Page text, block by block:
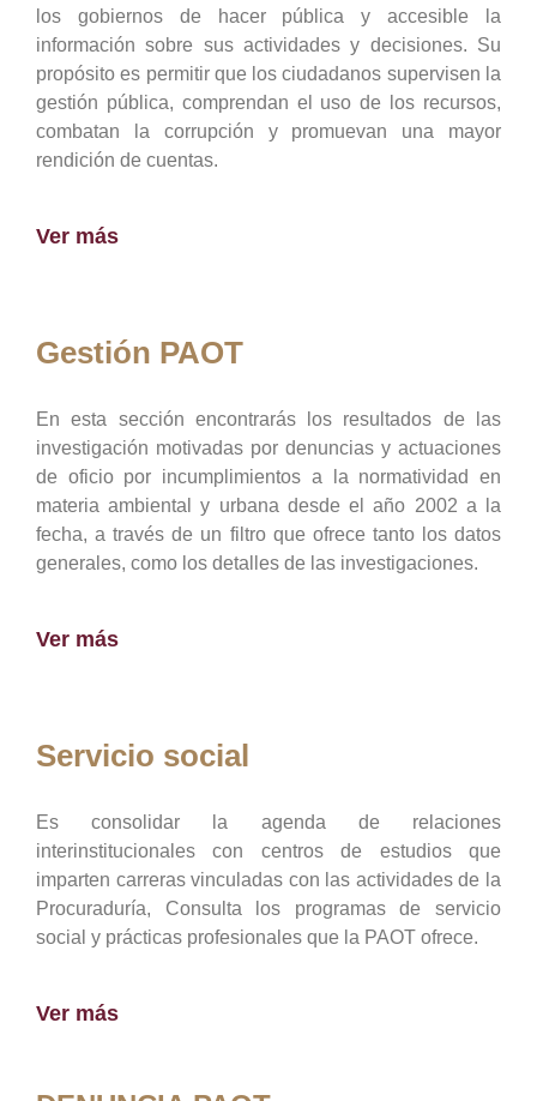
los gobiernos de hacer pública y accesible la
información sobre sus actividades y decisiones. Su
propósito es permitir que los ciudadanos supervisen la
gestión pública, comprendan el uso de los recursos,
combatan la corrupción y promuevan una mayor
rendición de cuentas.
Ver más
Gestión PAOT
En esta sección encontrarás los resultados de las
investigación motivadas por denuncias y actuaciones
de oficio por incumplimientos a la normatividad en
materia ambiental y urbana desde el año 2002 a la
fecha, a través de un filtro que ofrece tanto los datos
generales, como los detalles de las investigaciones.
Ver más
Servicio social
Es consolidar la agenda de relaciones
interinstitucionales con centros de estudios que
imparten carreras vinculadas con las actividades de la
Procuraduría, Consulta los programas de servicio
social y prácticas profesionales que la PAOT ofrece.
Ver más